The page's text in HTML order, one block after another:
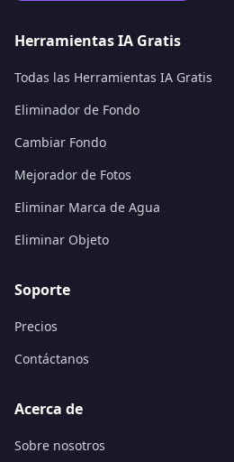
Herramientas IA Gratis
Todas las Herramientas IA Gratis
Eliminador de Fondo
Cambiar Fondo
Mejorador de Fotos
Eliminar Marca de Agua
Eliminar Objeto
Soporte
Precios
Contáctanos
Acerca de
Sobre nosotros